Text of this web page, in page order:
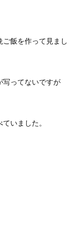
飯を作って見まし
写ってないですが
いました。